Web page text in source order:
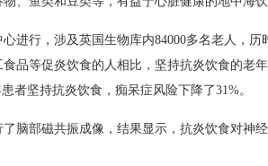
行，涉及英国生物库内84000多名老人，历
品等促炎饮食的人相比，坚持抗炎饮食的老
者坚持抗炎饮食，痴呆症风险下降了31%。
部磁共振成像，结果显示，抗炎饮食对神